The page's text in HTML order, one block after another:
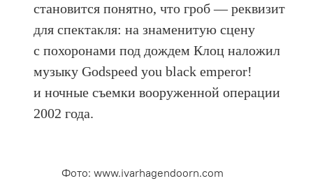
становится понятно, что гроб — реквизит
для спектакля: на знаменитую сцену
с похоронами под дождем Клоц наложил
музыку Godspeed you black emperor!
и ночные съемки вооруженной операции
2002 года.
Фото: www.ivarhagendoorn.com